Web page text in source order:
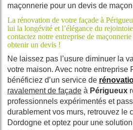
maçonnerie pour un devis de
La rénovation de votre façade à
lui la longévité et l’élégance du
contactez notre entreprise de
obtenir un devis !
Ne laissez pas l’usure diminuer la
votre maison. Avec notre entreprise
bénéficiez d’un service de
ravalement de façade à Périgueux
professionnels expérimentés et
durablement vos murs, retrouvez le
Dordogne et optez pour une